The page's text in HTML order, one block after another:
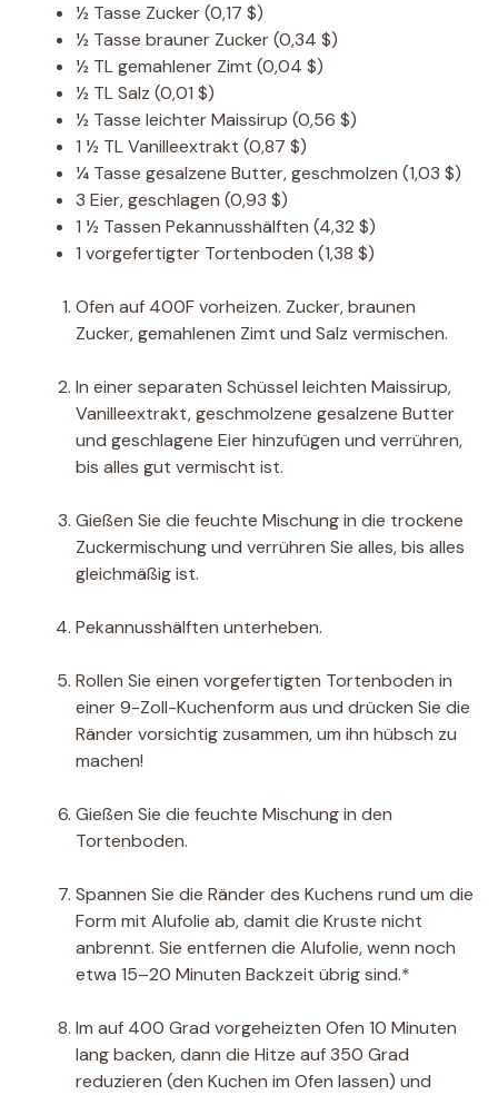
½ Tasse Zucker(0,17 $)
½ Tasse brauner Zucker(0,34 $)
½ TLgemahlener Zimt (0,04 $)
½ TLSalz (0,01 $)
½ Tasse leichter Maissirup (0,56 $)
1 ½ TLVanilleextrakt (0,87 $)
¼ Tasse gesalzene Butter, geschmolzen (1,03 $)
3 Eier, geschlagen (0,93 $)
1 ½ Tassen Pekannusshälften (4,32 $)
1 vorgefertigter Tortenboden (1,38 $)
Ofen auf 400F vorheizen. Zucker, braunen
Zucker, gemahlenen Zimt und Salz vermischen.
In einer separaten Schüssel leichten Maissirup,
Vanilleextrakt, geschmolzene gesalzene Butter
und geschlagene Eier hinzufügen und verrühren,
bis alles gut vermischt ist.
Gießen Sie die feuchte Mischung in die trockene
Zuckermischung und verrühren Sie alles, bis alles
gleichmäßig ist.
Pekannusshälften unterheben.
Rollen Sie einen vorgefertigten Tortenboden in
einer 9-Zoll-Kuchenform aus und drücken Sie die
Ränder vorsichtig zusammen, um ihn hübsch zu
machen!
Gießen Sie die feuchte Mischung in den
Tortenboden.
Spannen Sie die Ränder des Kuchens rund um die
Form mit Alufolie ab, damit die Kruste nicht
anbrennt. Sie entfernen die Alufolie, wenn noch
etwa 15–20 Minuten Backzeit übrig sind.*
Im auf 400 Grad vorgeheizten Ofen 10 Minuten
lang backen, dann die Hitze auf 350 Grad
reduzieren (den Kuchen im Ofen lassen) und